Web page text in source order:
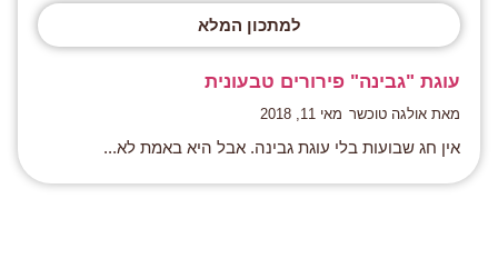
למתכון המלא
עוגת "גבינה" פירורים טבעונית
מאת אולגה טוכשר מאי 11, 2018
אין חג שבועות בלי עוגת גבינה. אבל היא באמת לא...